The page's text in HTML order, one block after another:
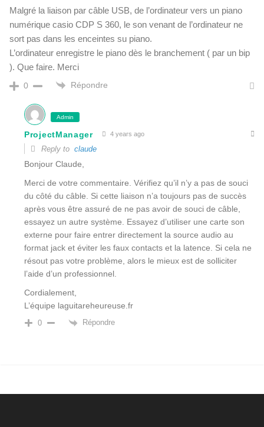
Malgré la liaison par câble USB, de l’ordinateur vers un piano
numérique casio CDP S 360, le son venant de l’ordinateur ne
sort pas dans les enceintes su piano.
L’ordinateur enregistre le piano dès le branchement ( par un bip
). Que faire. Merci
0 Répondre
Admin
ProjectManager 4 years ago
Reply to claude
Bonjour Claude,
Merci de votre commentaire. Vérifiez qu’il n’y a pas de souci
du côté du câble. Si cette liaison n’a toujours pas de succès
après vous être assuré de ne pas avoir de souci de câble,
essayez un autre système. Essayez d’utiliser une carte son
externe pour faire entrer directement la source audio au
format jack et éviter les faux contacts et la latence. Si cela ne
résout pas votre problème, alors le mieux est de solliciter
l’aide d’un professionnel.
Cordialement,
L’équipe laguitareheureuse.fr
0 Répondre